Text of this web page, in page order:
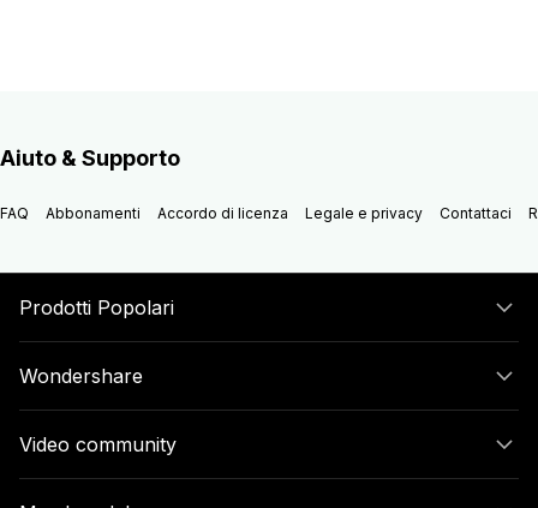
Aiuto & Supporto
FAQ Abbonamenti Accordo di licenza Legale e privacy Contattaci
Prodotti Popolari
Wondershare
Video community